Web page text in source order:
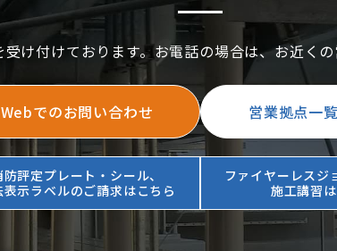
け付けております。お電話の場合は、お近くの
Webでのお問い合わせ 営業拠点一
防評定プレート・シール、
表示ラベルのご請求はこちら
ファイヤーレスジ
施工講習